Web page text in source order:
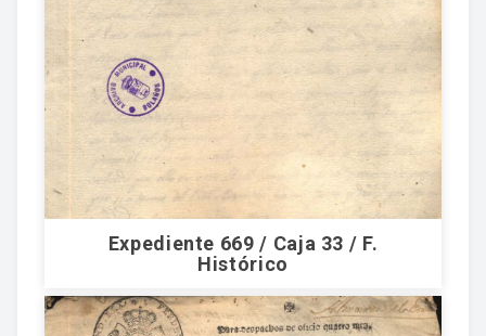
Expediente 669 / Caja 33 / F.
Histórico